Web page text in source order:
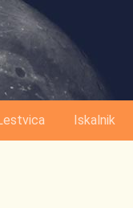
Iskalnik